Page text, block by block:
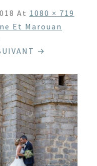
At 1080 × 719
Et Marouan
→